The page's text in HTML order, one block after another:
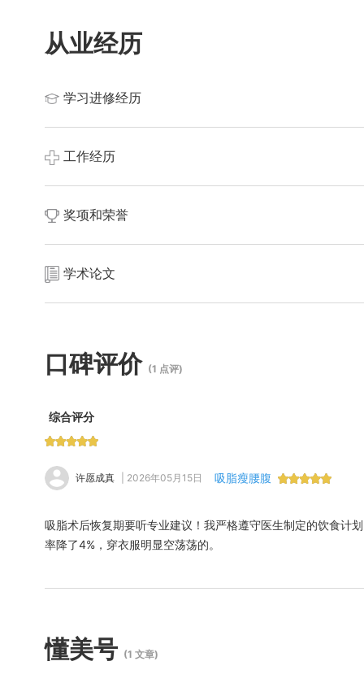
从业经历
学习进修经历
训及后续专项技能提升。
工作经历
在职医生名单，为该院整形美容科室在岗执业医师之一。
奖项和荣誉
学术论文
口碑评价 (1 点评)
综合评分
许愿成真 | 2026年05月15日 吸脂瘦腰腹
吸脂术后恢复期要听专业建议！我严格遵守医生制定的饮食计
率降了4%，穿衣服明显空荡荡的。
懂美号 (1 文章)